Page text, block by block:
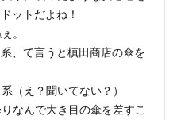
ットだよね！
。
、て言うと槙田商店の傘を
（え？聞いてない？）
なんで大き目の傘を差すこ